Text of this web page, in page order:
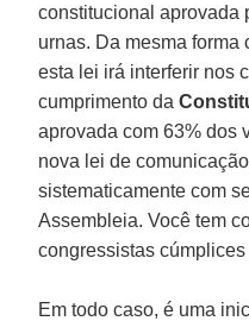
constitucional aprovada
urnas. Da mesma forma
esta lei irá interferir nos
cumprimento da
aprovada com 63% dos
nova lei de
sistematicamente com
Assembleia. Você tem
congressistas
Em todo caso, é uma